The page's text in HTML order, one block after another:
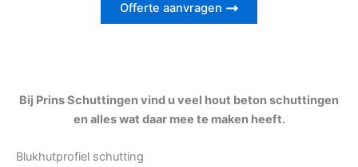
Offerte aanvragen
Bij Prins Schuttingen vind u veel hout beton schuttingen
en alles wat daar mee te maken heeft.
Blukhutprofiel schutting